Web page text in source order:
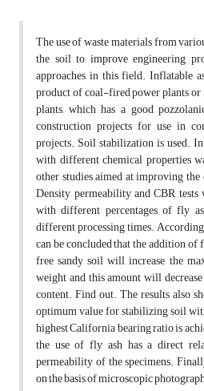
The use of waste materials from
the soil to improve engineering
approaches in this field. Inflatable
product of coal-fired power plants or
plants, which has a good
construction projects for use in
projects. Soil stabilization is used.
with different chemical properties
other studies aimed at improving
Density, permeability and CBR
with different percentages of fly
different processing times.
can be concluded that the addition of
free sandy soil will increase the
weight and this amount will
content. Find out. The results also
optimum value for stabilizing soil
highest California bearing ratio is
the use of fly ash has a direct
permeability of the specimens.
on the basis of microscopic